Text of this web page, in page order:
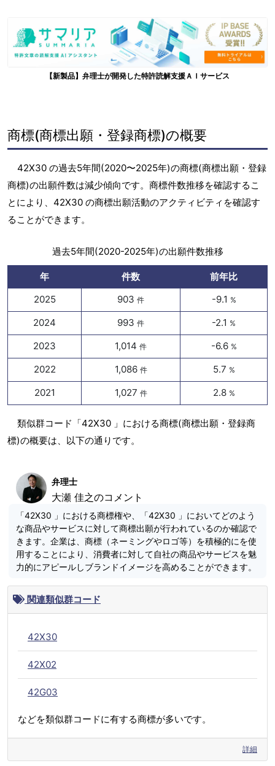
【新製品】弁理士が開発した特許読解支援ＡＩサービス
商標(商標出願・登録商標)の概要
42X30 の過去5年間(2020〜2025年)の商標(商標出願・登録
商標)の出願件数は減少傾向です。商標件数推移を確認するこ
とにより、42X30 の商標出願活動のアクティビティを確認す
ることができます。
過去5年間(2020-2025年)の出願件数推移
年 件数
前年比
2025
903 件 -9.1 %
2024 993 件 -2.1 %
2023 1,014 件 -6.6 %
2022 1,086 件 5.7 %
2021 1,027 件 2.8 %
類似群コード「42X30 」における商標(商標出願・登録商
標)の概要は、以下の通りです。
弁理士
大瀬 佳之のコメント
「42X30 」における商標権や、「42X30 」においてどのよう
な商品やサービスに対して商標出願が行われているのか確認で
きます。企業は、商標（ネーミングやロゴ等）を積極的にを使
用することにより、消費者に対して自社の商品やサービスを魅
力的にアピールしブランドイメージを高めることができます。
関連類似群コード
42X30
42X02
42G03
などを類似群コードに有する商標が多いです。
詳細